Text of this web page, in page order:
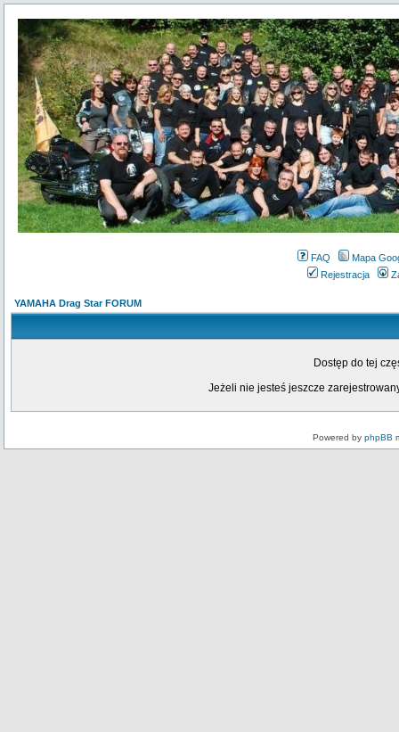
FAQ
Mapa
Rejestracja
YAMAHA Drag Star FORUM
Dostęp do tej
Jeżeli nie jesteś jeszcze
Powered by phpBB